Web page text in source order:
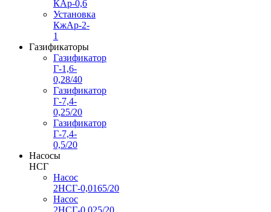
КАр-0,6
Установка
КжАр-2-
1
Газификаторы
Газификатор
Г-1,6-
0,28/40
Газификатор
Г-7,4-
0,25/20
Газификатор
Г-7,4-
0,5/20
Насосы
НСГ
Насос
2НСГ-0,0165/20
Насос
2НСГ-0,025/20